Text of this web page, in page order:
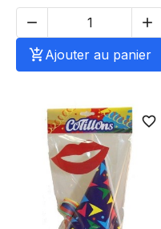


Ajouter au panier
favorite_border